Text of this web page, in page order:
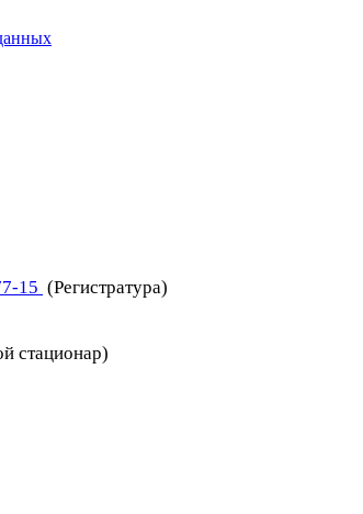
15 (Регистратура)
стационар)